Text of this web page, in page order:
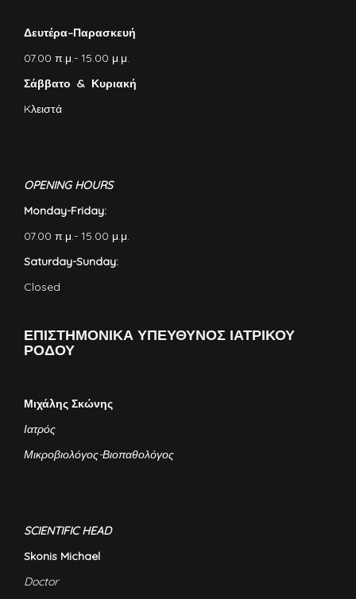
Δευτέρα–Παρασκευή
07.00 π.μ.- 15.00 μ.μ.
Σάββατο & Κυριακή
Kλειστά
OPENING HOURS
Monday-Friday:
07.00 π.μ.- 15.00 μ.μ.
Saturday-Sunday:
Closed
ΕΠΙΣΤΗΜΟΝΙΚΑ ΥΠΕΥΘΥΝΟΣ ΙΑΤΡΙΚΟΥ
ΡΟΔΟΥ
Μιχάλης Σκώνης
Ιατρός
Μικροβιολόγος-Βιοπαθολόγος
SCIENTIFIC HEAD
Skonis Michael
Doctor